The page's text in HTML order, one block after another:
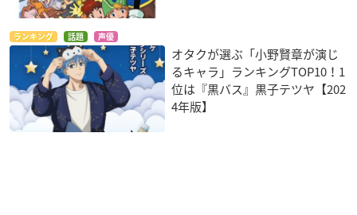
ランキング 話題 声優
オタクが選ぶ「小野賢章が演じ
るキャラ」ランキングTOP10！1
位は『黒バス』黒子テツヤ【202
4年版】